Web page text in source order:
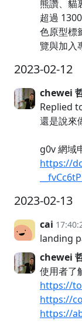
熊讚、貓
超過
色原型標
覽與加入
2023-02-12
chewei
Replied
還是說來
g0v 網域
https://
2023-02-13
cai
landing
chewei
使用者了
https://
https://
https://